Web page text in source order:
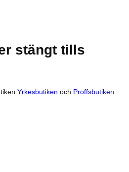
stängt tills
Yrkesbutiken och Proffsbutiken